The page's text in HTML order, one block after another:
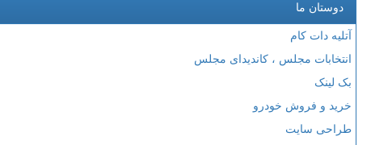
دوستان ما
آتلیه دات کام
انتخابات مجلس ، کاندیدای مجلس
بک لینک
خرید و فروش خودرو
طراحی سایت